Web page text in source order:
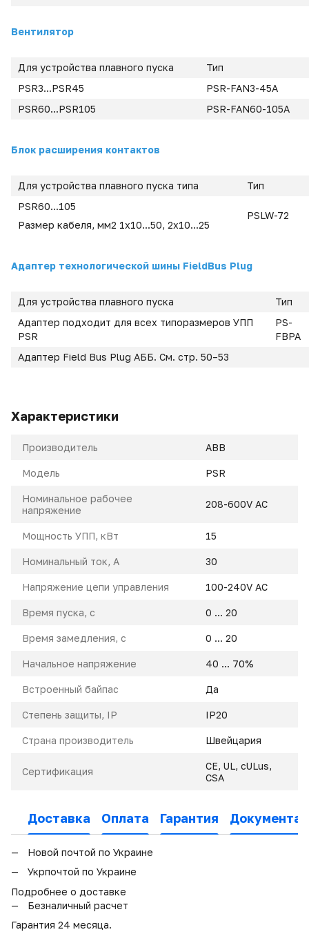
Вентилятор
Для устройства плавного пуска
Тип
PSR3...PSR45
PSR-FAN3-45A
PSR60...PSR105
PSR-FAN60-105A
Блок расширения контактов
Для устройства плавного пуска типа
Тип
PSR60...105
Размер кабеля, мм2 1x10...50, 2x10...25
PSLW-72
Адаптер технологической шины FieldBus Plug
Для устройства плавного пуска
Тип
Адаптер подходит для всех типоразмеров УПП
PSR
PS-
FBPA
Адаптер Field Bus Plug АББ. См. стр. 50–53
Характеристики
Производитель ABB
Модель PSR
Номинальное рабочее
напряжение
208-600V AC
Мощность УПП, кВт 15
Номинальный ток, A 30
Напряжение цепи управления 100-240V AC
Время пуска, с 0 ... 20
Время замедления, с 0 ... 20
Начальное напряжение 40 ... 70%
Встроенный байпас Да
Степень защиты, IP IP20
Страна производитель Швейцария
Сертификация
CE, UL, cULus,
CSA
Доставка Оплата Гарантия
Новой почтой по Украине
Укрпочтой по Украине
Подробнее о доставке
Безналичный расчет
Гарантия 24 месяца.